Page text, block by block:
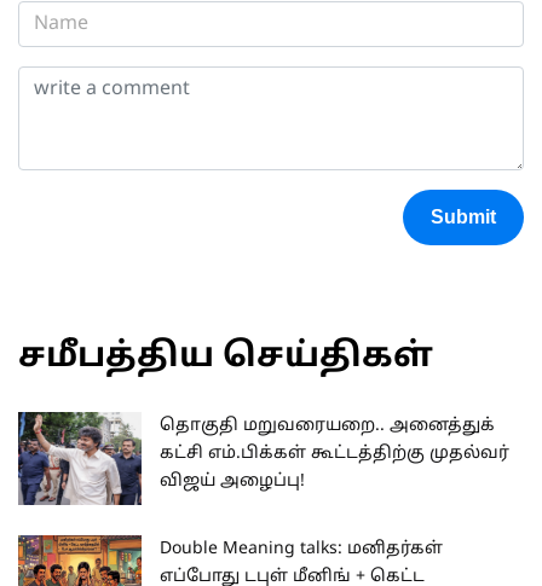
Submit
சமீபத்திய செய்திகள்
தொகுதி மறுவரையறை.. அனைத்துக்
கட்சி எம்.பிக்கள் கூட்டத்திற்கு முதல்வர்
விஜய் அழைப்பு!
Double Meaning talks: மனிதர்கள்
எப்போது டபுள் மீனிங் + கெட்ட